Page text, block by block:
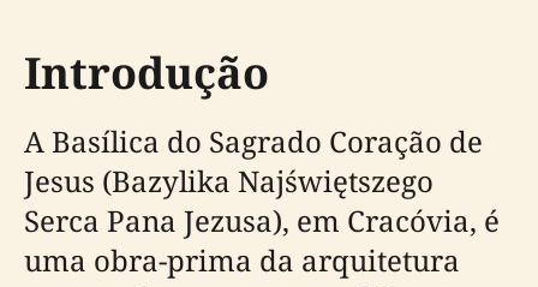
Introdução
A Basílica do Sagrado Coração de
Jesus (Bazylika Najświętszego
Serca Pana Jezusa), em Cracóvia, é
uma obra-prima da arquitetura